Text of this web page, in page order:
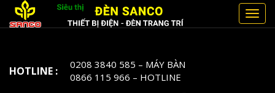
HOTLINE : 0208 3840 585 – MÁY BÀN
0866 115 966 – HOTLINE